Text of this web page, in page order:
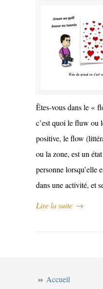
Êtes-vous dans le «
c’est quoi le fluw ou
positive, le flow
ou la zone, est un
personne lorsqu’elle
dans une activité, et
Lire la suite →
Accueil